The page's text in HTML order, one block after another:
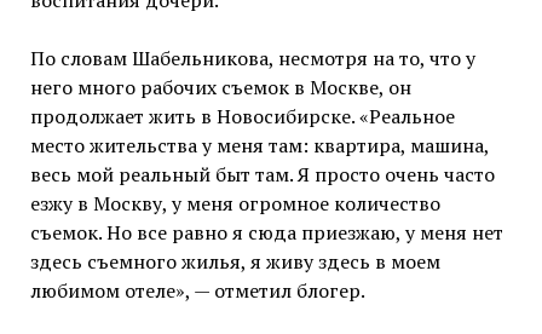
По словам Шабельникова, несмотря на то, что у
него много рабочих съемок в Москве, он
продолжает жить в Новосибирске. «Реальное
место жительства у меня там: квартира, машина,
весь мой реальный быт там. Я просто очень часто
езжу в Москву, у меня огромное количество
съемок. Но все равно я сюда приезжаю, у меня нет
здесь съемного жилья, я живу здесь в моем
любимом отеле», — отметил блогер.